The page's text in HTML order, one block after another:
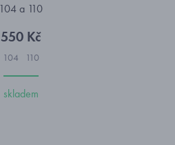
104 a 110
550 Kč
104 110
skladem